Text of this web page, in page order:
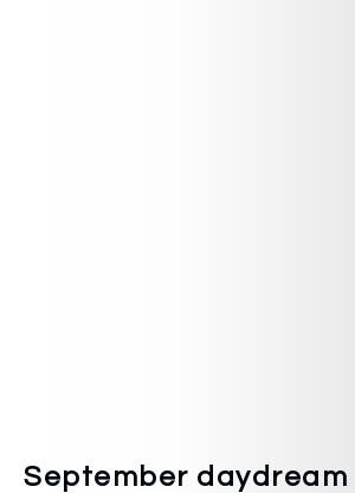
September daydream